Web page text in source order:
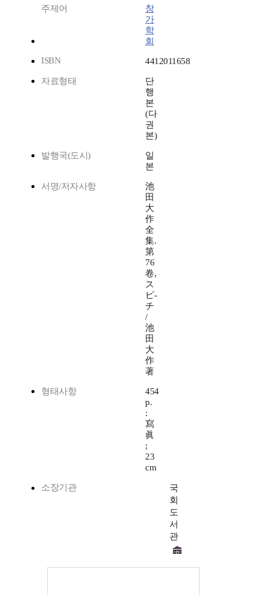
주제어
창
가
학
회
ISBN
4412011658
자료형태
단
행
본
(다
권
본)
발행국(도시)
일
본
서명/저자사항
池
田
大
作
全
集.
第
76
卷,
ス
ピ-
チ
/
池
田
大
作
著
형태사항
454
p.
:
寫
眞
;
23
cm
소장기관
국
회
도
서
관